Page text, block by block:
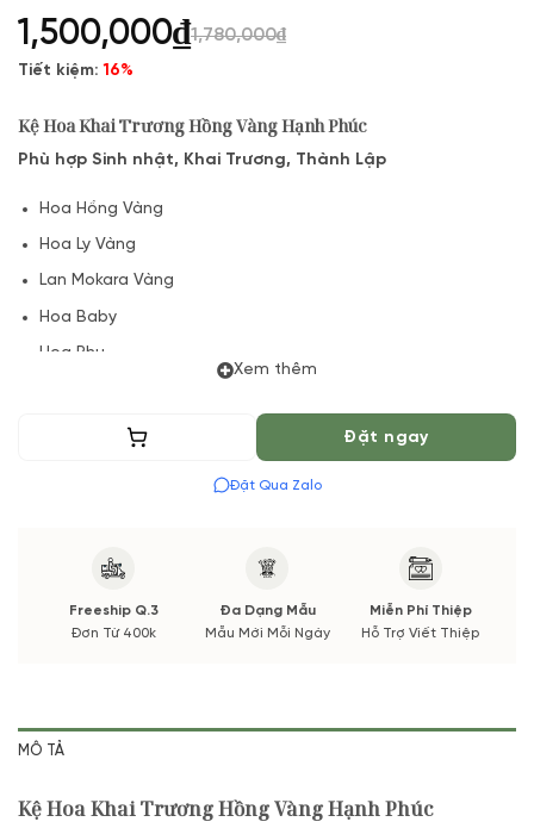
1,500,000₫1,780,000₫
Tiết kiệm:16%
Kệ Hoa Khai Trương Hồng Vàng Hạnh Phúc
Phù hợp Sinh nhật, Khai Trương, Thành Lập
Hoa Hồng Vàng
Hoa Ly Vàng
Lan Mokara Vàng
Hoa Baby
Hoa Phụ
(*) Vườn Hoa Tươi đảm bảo phong cách cắm, tone màu sắc.
Nếu có thay đổi về Hoa phụ và thời gian giao sẽ được thông
báo đến Quý khách hàng xác nhận trước khi cắm hay bó.
Xem thêm
Thêm vào giỏ Đặt ngay
Đặt Qua Zalo
Freeship Q.3
Đơn Từ 400k
Đa Dạng Mẫu
Mẫu Mới Mỗi Ngày
Miễn Phí Thiệp
Hỗ Trợ Viết Thiệp
MÔ TẢ
Kệ Hoa Khai Trương Hồng Vàng Hạnh Phúc